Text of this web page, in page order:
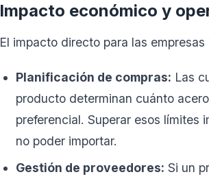
Impacto económico y
El impacto directo para las
Planificación de compras: Las
producto determinan cuánto
preferencial. Superar esos límites
no poder importar.
Gestión de proveedores: Si un